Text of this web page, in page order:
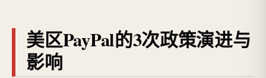
美区PayPal的3次政策演进与
影响